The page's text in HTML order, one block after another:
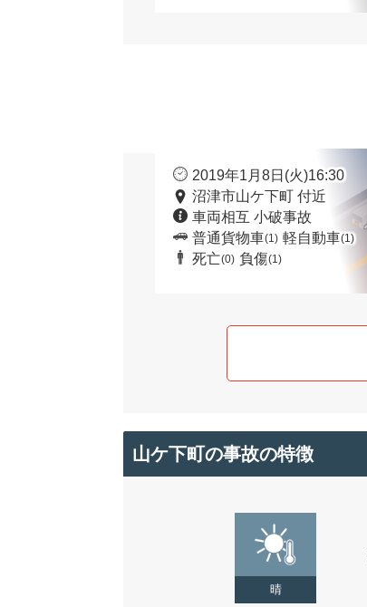
2019年1月8日(火)16:30
沼津市山ケ下町 付近
車両相互 小破事故
普通貨物車(1) 軽自動車(1)
死亡(0) 負傷(1)
山ケ下町の事故の特徴
晴